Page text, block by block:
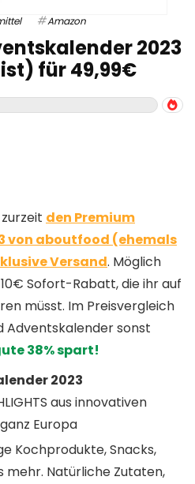
Amazon
2023
für 49,99€
den Premium
von aboutfood (ehemals
Versand. Möglich
Sofort-Rabatt, die ihr auf
müsst. Im Preisvergleich
Adventskalender sonst
38% spart!
2023
aus innovativen
Europa
Kochprodukte, Snacks,
mehr. Natürliche Zutaten,